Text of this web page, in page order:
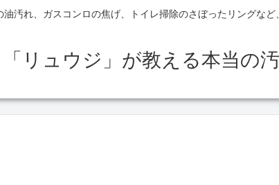
汚れ、ガスコンロの焦げ、トイレ掃除のさぼったリングなど
リュウジ」が教える本当の